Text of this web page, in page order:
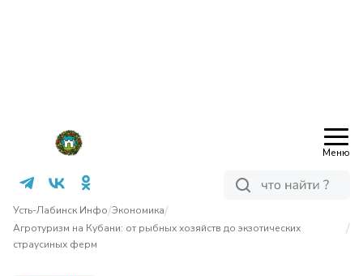
Меню
Усть-Лабинск Инфо/Экономика/
Агротуризм на Кубани: от рыбных хозяйств до экзотических
страусиных ферм
/